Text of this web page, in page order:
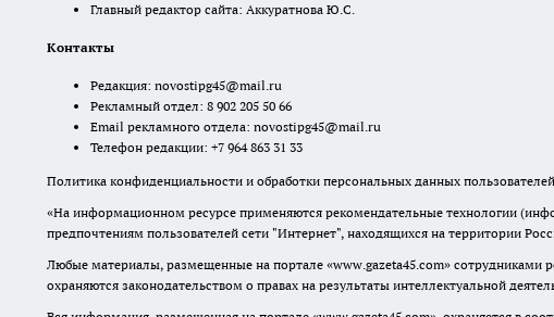
Главный редактор сайта: Аккуратнова Ю.С.
Контакты
Редакция: novostipg45@mail.ru
Рекламный отдел: 8 902 205 50 66
Email рекламного отдела: novostipg45@mail.ru
Телефон редакции: +7 964 863 31 33
Политика конфиденциальности и обработки персональных данных пользователей
«На информационном ресурсе применяются рекомендательные технологии
предпочтениям пользователей сети "Интернет", находящихся на территории
Любые материалы, размещенные на портале «www.gazeta45.com» сотрудниками
охраняются законодательством о правах на результаты интеллектуальной